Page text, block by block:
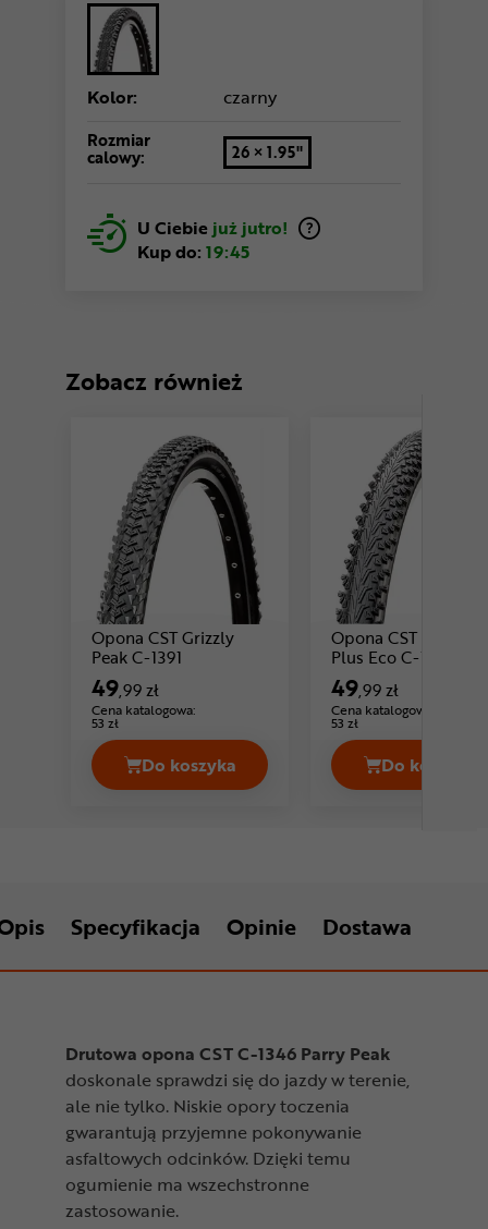
Kolor: czarny
Rozmiar
calowy: 26 × 1.95"
U Ciebie już jutro!
Kup do: 19:45
Zobacz również
Opona CST Grizzly
Peak C-1391Cena: 49 ,99 zł
49,99 zł
Cena katalogowa:
53 zł
Do koszyka
Opona CST Grizzly Peak C-1391
Opona CST Control
Plus Eco C-1436
49,99 zł
Cena katalogowa:
53 zł
Do koszyka
Specyfikacja Opinie Dostawa
Drutowa opona CST C-1346 Parry Peak
doskonale sprawdzi się do jazdy w terenie,
ale nie tylko. Niskie opory toczenia
gwarantują przyjemne pokonywanie
asfaltowych odcinków. Dzięki temu
ogumienie ma wszechstronne
zastosowanie.